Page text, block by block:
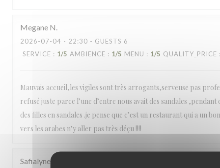
Megane N
2026-07-04 - 22:30 - GUESTS 6
SERVICE : 1/5 AMBIENCE : 1/5 MENU : 1/5 QUALITY_PRICE
Mauvais accueil,les vigiles sont très arrogants,serveuse pas
refusé juste parce l’une d’entre nous avait des sandales
des filles en sandales .je pense que c’est un restaurant qui a un
vers les arabes n’y aller pas très déçu !!!!
Safialyne